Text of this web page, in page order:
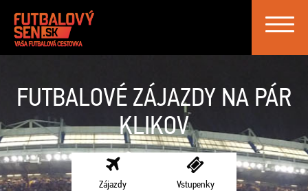
Toggle
FUTBALOVÉ ZÁJAZDY NA PÁR
KLIKOV
Zájazdy Vstupenky